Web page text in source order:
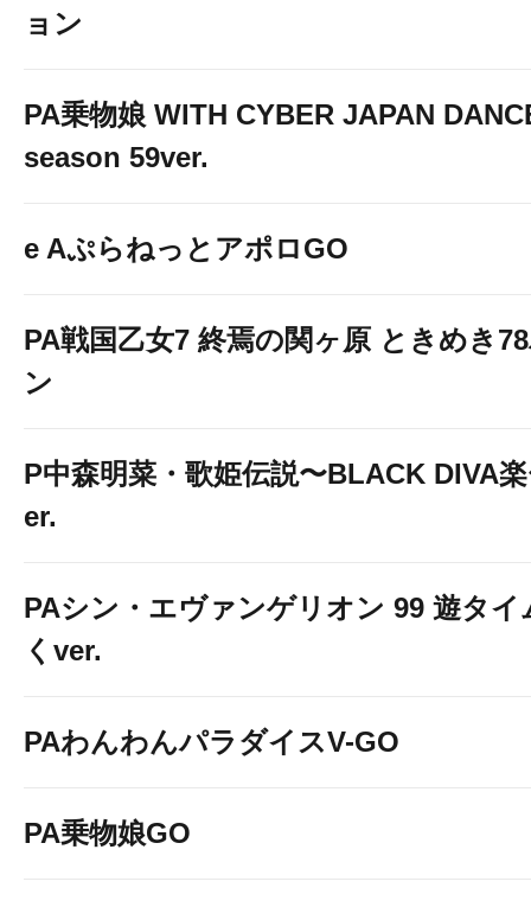
ョン
PA乗物娘 WITH CYBER JAPAN
season 59ver.
e AぷらねっとアポロGO
PA戦国乙女7 終焉の関ヶ原 ときめき
ン
P中森明菜・歌姫伝説〜BLACK DIVA
er.
PAシン・エヴァンゲリオン 99 遊タイ
くver.
PAわんわんパラダイスV-GO
PA乗物娘GO